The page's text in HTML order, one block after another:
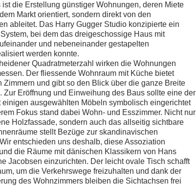
ist die Erstellung günstiger Wohnungen, deren Miete
Markt orientiert, sondern direkt von den
ableitet. Das Harry Gugger Studio konzipierte ein
bei dem das dreigeschossige Haus mit
und nebeneinander gestapelten
werden konnte.
Quadratmeterzahl wirken die Wohnungen
Der fliessende Wohnraum mit Küche bietet
Zimmern und gibt so den Blick über die ganze Breite
Zur Eröffnung und Einweihung des Baus sollte eine der
einigen ausgewählten Möbeln symbolisch eingerichtet
Fokus stand dabei Wohn- und Esszimmer. Nicht nur
Holzfassade, sondern auch das allseitig sichtbare
stellt Bezüge zur skandinavischen
entschieden uns deshalb, diese Assoziation
die Räume mit dänischen Klassikern von Hans
Jacobsen einzurichten. Der leicht ovale Tisch schafft
um die Verkehrswege freizuhalten und dank der
des Wohnzimmers bleiben die Sichtachsen frei